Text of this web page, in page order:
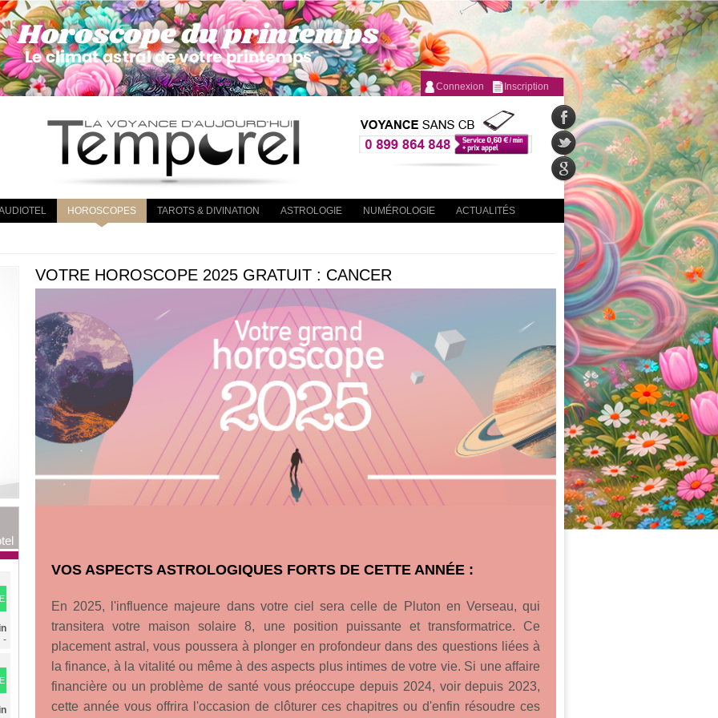
Connexion Inscription
HOROSCOPES TAROTS & DIVINATION ASTROLOGIE NUMÉROLOGIE ACTUALITÉS
-
VOTRE HOROSCOPE 2025 GRATUIT : CANCER
VOS ASPECTS ASTROLOGIQUES FORTS DE CETTE ANNÉE :
En 2025, l'influence majeure dans votre ciel sera celle de Pluton en Verseau, qui
transitera votre maison solaire 8, une position puissante et transformatrice. Ce
placement astral, vous poussera à plonger en profondeur dans des questions liées à
la finance, à la vitalité ou même à des aspects plus intimes de votre vie. Si une affaire
financière ou un problème de santé vous préoccupe depuis 2024, voir depuis 2023,
cette année vous offrira l'occasion de clôturer ces chapitres ou d'enfin résoudre ces